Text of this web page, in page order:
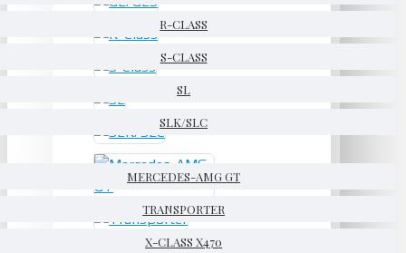
R-CLASS
S-CLASS
SL
SLK/SLC
MERCEDES-AMG GT
TRANSPORTER
X-CLASS X470